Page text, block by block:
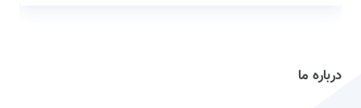
درباره ما